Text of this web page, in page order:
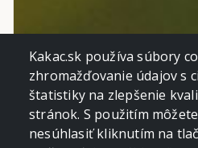
Kakac.sk používa súbory
zhromažďovanie údajov s
štatistiky na zlepšenie
stránok. S použitím
nesúhlasiť kliknutím na